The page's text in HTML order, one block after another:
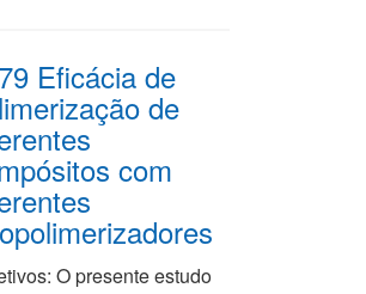
Eficácia de
de
com
O presente estudo